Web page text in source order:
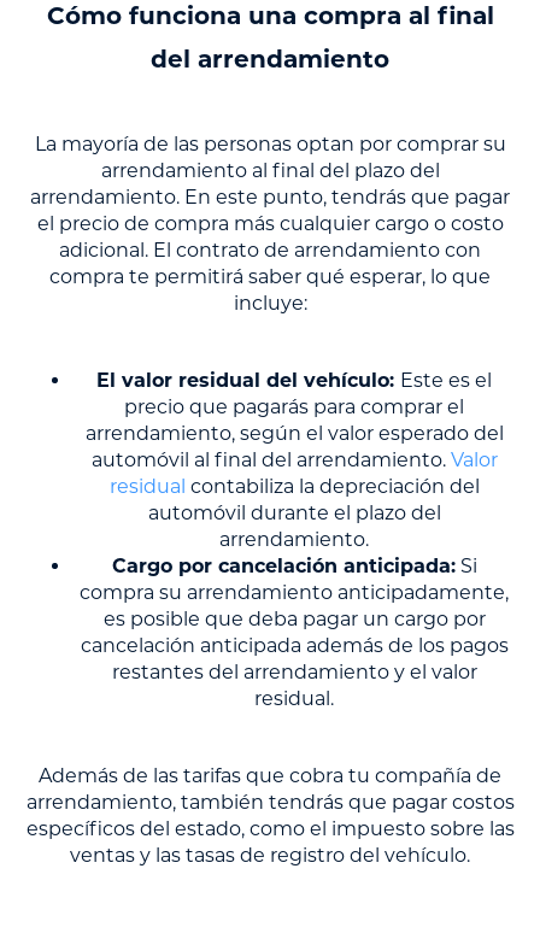
Cómo funciona una compra al final
del arrendamiento
La mayoría de las personas optan por comprar su
arrendamiento al final del plazo del
arrendamiento. En este punto, tendrás que pagar
el precio de compra más cualquier cargo o costo
adicional. El contrato de arrendamiento con
compra te permitirá saber qué esperar, lo que
incluye:
El valor residual del vehículo: Este es el
precio que pagarás para comprar el
arrendamiento, según el valor esperado del
automóvil al final del arrendamiento. Valor
residual contabiliza la depreciación del
automóvil durante el plazo del
arrendamiento.
Cargo por cancelación anticipada:Si
compra su arrendamiento anticipadamente,
es posible que deba pagar un cargo por
cancelación anticipada además de los pagos
restantes del arrendamiento y el valor
residual.
Además de las tarifas que cobra tu compañía de
arrendamiento, también tendrás que pagar costos
específicos del estado, como el impuesto sobre las
ventas y las tasas de registro del vehículo.